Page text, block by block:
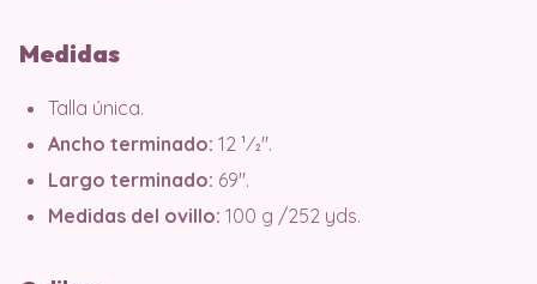
Medidas
Talla única.
Ancho terminado: 12 1⁄2″.
Largo terminado: 69″.
Medidas del ovillo: 100 g /252 yds.